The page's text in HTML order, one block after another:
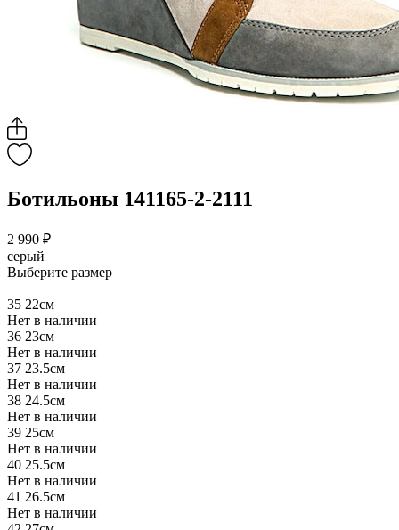
Ботильоны 141165-2-2111
2 990 ₽
серый
Выберите размер
35 22см
Нет в наличии
36 23см
Нет в наличии
37 23.5см
Нет в наличии
38 24.5см
Нет в наличии
39 25см
Нет в наличии
40 25.5см
Нет в наличии
41 26.5см
Нет в наличии